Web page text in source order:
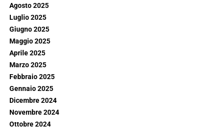
Agosto 2025
Luglio 2025
Giugno 2025
Maggio 2025
Aprile 2025
Marzo 2025
Febbraio 2025
Gennaio 2025
Dicembre 2024
Novembre 2024
Ottobre 2024